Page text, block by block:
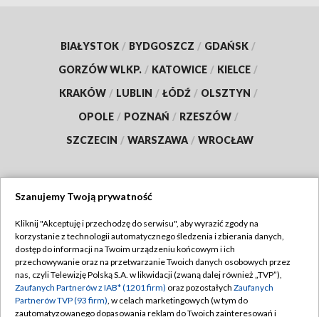
BIAŁYSTOK / BYDGOSZCZ / GDAŃSK /
GORZÓW WLKP. / KATOWICE / KIELCE /
KRAKÓW / LUBLIN / ŁÓDŹ / OLSZTYN /
OPOLE / POZNAŃ / RZESZÓW /
SZCZECIN / WARSZAWA / WROCŁAW
TVP
Abonament TVP
Emisja w TVP
Centrum informacji TVP
Regulamin TVP
Polityka prywatności
Moje zgody
Szanujemy Twoją prywatność
Kliknij "Akceptuję i przechodzę do serwisu", aby wyrazić zgody na
korzystanie z technologii automatycznego śledzenia i zbierania danych,
dostęp do informacji na Twoim urządzeniu końcowym i ich
przechowywanie oraz na przetwarzanie Twoich danych osobowych przez
nas, czyli Telewizję Polską S.A. w likwidacji (zwaną dalej również „TVP”),
Zaufanych Partnerów z IAB* (1201 firm) oraz pozostałych Zaufanych
Partnerów TVP (93 firm), w celach marketingowych (w tym do
zautomatyzowanego dopasowania reklam do Twoich zainteresowań i